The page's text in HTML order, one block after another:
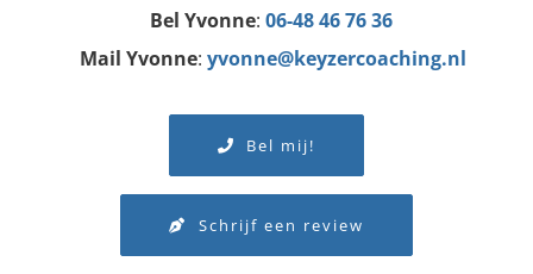
Bel Yvonne: 06-48 46 76 36
Mail Yvonne:yvonne@keyzercoaching.nl
Bel mij!
Schrijf een review